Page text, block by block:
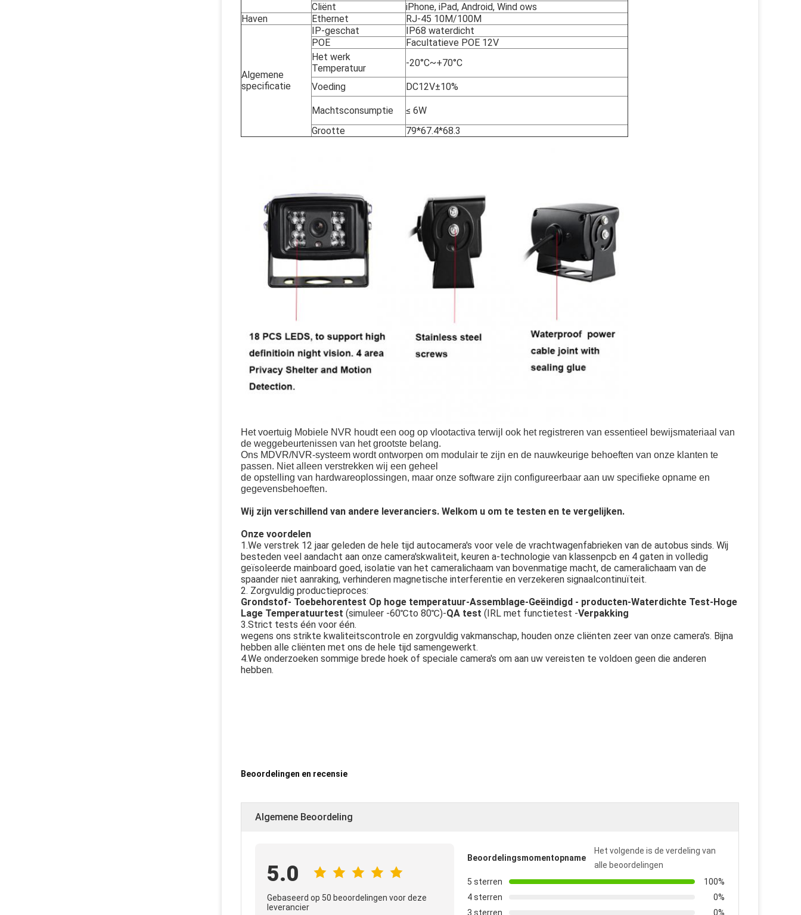
Cliënt
iPhone, iPad, Android, Wind ows
Haven
Ethernet RJ-45 10M/100M
Algemene
specificatie
IP-geschat
IP68 waterdicht
POE
Facultatieve POE 12V
Het werk
Temperatuur
-20°C~+70°C
Voeding DC12V±10%
Machtsconsumptie
≤ 6W
Grootte
79*67.4*68.3
Het voertuig Mobiele NVR houdt een oog op vlootactiva terwijl ook het registreren van essentieel bewijsmateriaal van
de weggebeurtenissen van het grootste belang.
Ons MDVR/NVR-systeem wordt ontworpen om modulair te zijn en de nauwkeurige behoeften van onze klanten te
passen. Niet alleen verstrekken wij een geheel
de opstelling van hardwareoplossingen, maar onze software zijn configureerbaar aan uw specifieke opname en
gegevensbehoeften.
Wij zijn verschillend van andere leveranciers. Welkom u om te testen en te vergelijken.
Onze voordelen
1.We verstrek 12 jaar geleden de hele tijd autocamera's voor vele de vrachtwagenfabrieken van de autobus sinds. Wij
besteden veel aandacht aan onze camera'skwaliteit, keuren a-technologie van klassenpcb en 4 gaten in volledig
geïsoleerde mainboard goed, isolatie van het cameralichaam van bovenmatige macht, de cameralichaam van de
spaander niet aanraking, verhinderen magnetische interferentie en verzekeren signaalcontinuïteit.
2. Zorgvuldig productieproces:
Grondstof- Toebehorentest Op hoge temperatuur-Assemblage-Geëindigd - producten-Waterdichte Test-Hoge
Lage Temperatuurtest (simuleer -60℃to 80℃)-QA test (IRL met functietest -Verpakking
3.Strict tests één voor één.
wegens ons strikte kwaliteitscontrole en zorgvuldig vakmanschap, houden onze cliënten zeer van onze camera's. Bijna
hebben alle cliënten met ons de hele tijd samengewerkt.
4.We onderzoeken sommige brede hoek of speciale camera's om aan uw vereisten te voldoen geen die anderen
hebben.
Beoordelingen en recensie
Algemene Beoordeling
5.0
Gebaseerd op 50 beoordelingen voor deze
leverancier
Beoordelingsmomentopname
Het volgende is de verdeling van
alle beoordelingen
5 sterren
100%
4 sterren
0%
3 sterren
0%